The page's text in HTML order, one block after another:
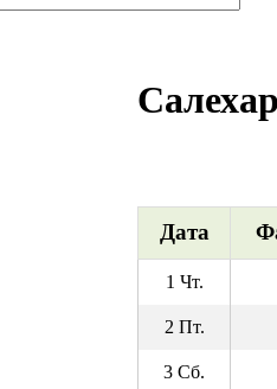
Дата
1 Чт.
2 Пт.
3 Сб.